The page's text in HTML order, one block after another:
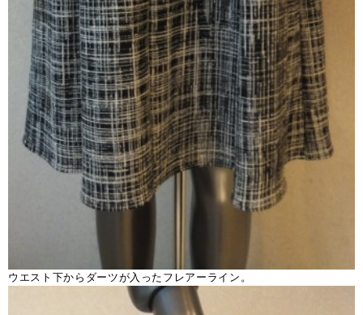
ウエスト下からダーツが入ったフレアーライン。